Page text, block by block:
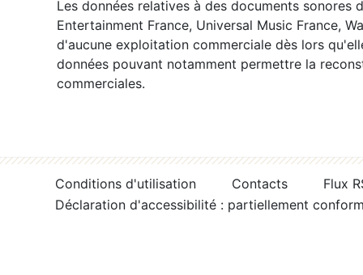
Les données relatives à des documents sonores
Entertainment France, Universal Music France,
d'aucune exploitation commerciale dès lors
données pouvant notamment permettre la
commerciales.
Conditions d'utilisation Contacts
Flux
Déclaration d'accessibilité : partiellement